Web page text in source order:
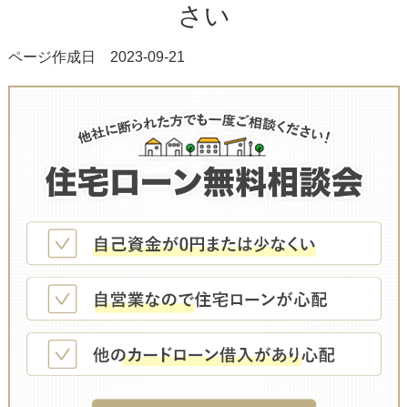
さい
ページ作成日 2023-09-21